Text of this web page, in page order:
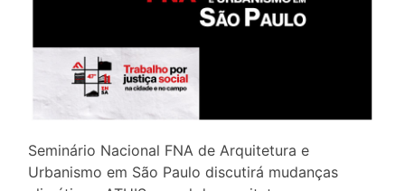
Seminário Nacional FNA de Arquitetura e
Urbanismo em São Paulo discutirá mudanças